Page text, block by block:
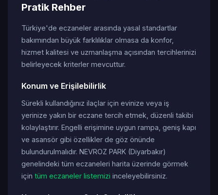
Pratik Rehber
Türkiye'de eczaneler arasında yasal standartlar
bakımından büyük farklılıklar olmasa da konfor,
hizmet kalitesi ve uzmanlaşma açısından tercihlerinizi
belirleyecek kriterler mevcuttur.
Konum ve Erişilebilirlik
Sürekli kullandığınız ilaçlar için evinize veya iş
yerinize yakın bir eczane tercih etmek, düzenli takibi
kolaylaştırır. Engelli erişimine uygun rampa, geniş kapı
ve asansör gibi özellikler de göz önünde
bulundurulmalıdır. NEVROZ PARK (Diyarbakır)
genelindeki tüm eczaneleri harita üzerinde görmek
için tüm eczaneler listemizi inceleyebilirsiniz.